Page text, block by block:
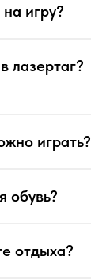
игру?
лазертаг?
играть?
обувь?
отдыха?